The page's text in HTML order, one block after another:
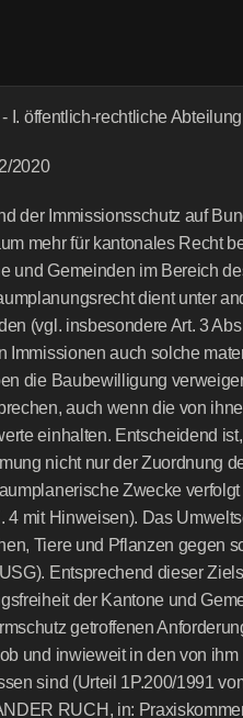
I. öffentlich-rechtliche
2020
der Immissionsschutz auf
mehr für kantonales Recht
und Gemeinden im Bereich
dient unter
(vgl. insbesondere Art. 3
Immissionen auch solche
die Baubewilligung
auch wenn die von
einhalten. Entscheidend
nicht nur der Zuordnung
Zwecke
4 mit Hinweisen). Das
Tiere und Pflanzen gegen
Entsprechend dieser
der Kantone und
getroffenen
und inwieweit in den von
sind (Urteil 1P.200/1991
RUCH, in: